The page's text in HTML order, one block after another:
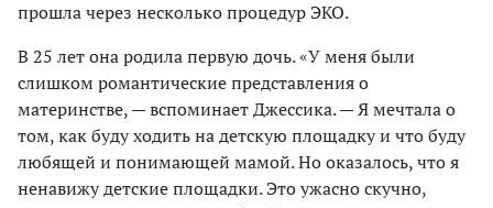
прошла через несколько процедур ЭКО.
В 25 лет она родила первую дочь. «У меня были
слишком романтические представления о
материнстве, — вспоминает Джессика. — Я мечтала о
том, как буду ходить на детскую площадку и что буду
любящей и понимающей мамой. Но оказалось, что я
ненавижу детские площадки. Это ужасно скучно,